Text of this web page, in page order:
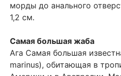
морды до анального
1,2 см.
Самая большая жаба
Ага Самая большая
marinus), обитающая в